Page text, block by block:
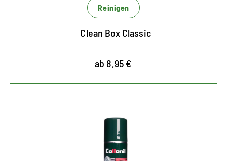
Reinigen
Clean Box Classic
ab 8,95 €
Cremiges Lackpflege-Mousse